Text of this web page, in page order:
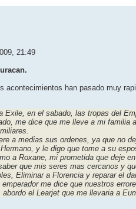
21:49
acontecimientos han pasado muy
Exile, en el sabado, las tropas del
me dice que me lleve a mi
a medias sus ordenes, ya que no
y le digo que tome a su
a Roxane, mi prometida que deje
que mis seres mas cercanos y
Eliminar a Florencia y reparar el
me dice que nuestros
el Learjet que me llevaria a